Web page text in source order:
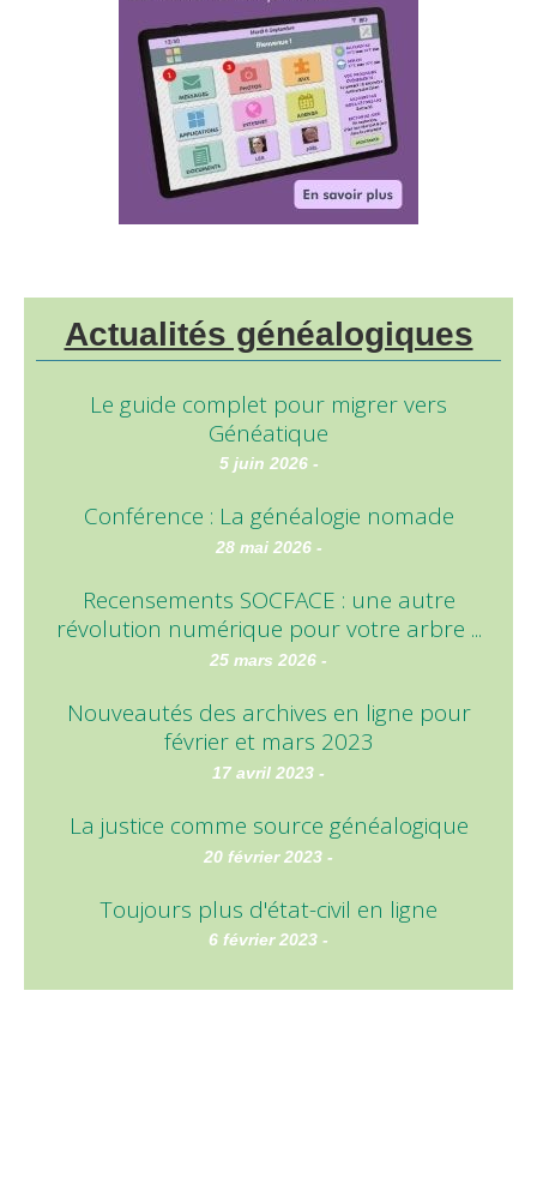
Actualités généalogiques
Le guide complet pour migrer vers
Généatique
5 juin 2026 -
Conférence : La généalogie nomade
28 mai 2026 -
Recensements SOCFACE : une autre
révolution numérique pour votre arbre ...
25 mars 2026 -
Nouveautés des archives en ligne pour
février et mars 2023
17 avril 2023 -
La justice comme source généalogique
20 février 2023 -
Toujours plus d'état-civil en ligne
6 février 2023 -